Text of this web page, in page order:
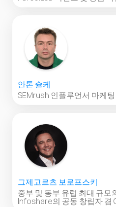
안톤 슐케
SEMrush 인플루언서 마케
그제고르츠 보로프스키
중부 및 동부 유럽 최대 규모
Infoshare의 공동 창립자 겸